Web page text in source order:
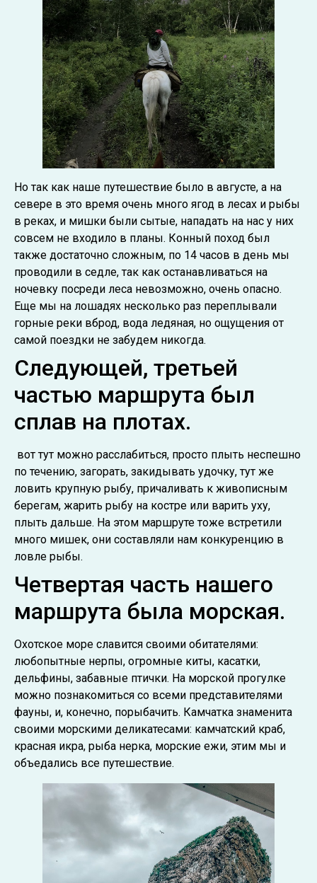
Но так как наше путешествие было в августе, а на
севере в это время очень много ягод в лесах и рыбы
в реках, и мишки были сытые, нападать на нас у них
совсем не входило в планы. Конный поход был
также достаточно сложным, по 14 часов в день мы
проводили в седле, так как останавливаться на
ночевку посреди леса невозможно, очень опасно.
Еще мы на лошадях несколько раз переплывали
горные реки вброд, вода ледяная, но ощущения от
самой поездки не забудем никогда.
Следующей, третьей
частью маршрута был
сплав на плотах.
вот тут можно расслабиться, просто плыть неспешно
по течению, загорать, закидывать удочку, тут же
ловить крупную рыбу, причаливать к живописным
берегам, жарить рыбу на костре или варить уху,
плыть дальше. На этом маршруте тоже встретили
много мишек, они составляли нам конкуренцию в
ловле рыбы.
Четвертая часть нашего
маршрута была морская.
Охотское море славится своими обитателями:
любопытные нерпы, огромные киты, касатки,
дельфины, забавные птички. На морской прогулке
можно познакомиться со всеми представителями
фауны, и, конечно, порыбачить. Камчатка знаменита
своими морскими деликатесами: камчатский краб,
красная икра, рыба нерка, морские ежи, этим мы и
объедались все путешествие.